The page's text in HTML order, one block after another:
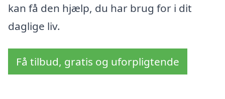
kan få den hjælp, du har brug for i dit
daglige liv.
Få tilbud, gratis og uforpligtende